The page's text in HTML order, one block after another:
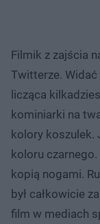
Filmik z zajścia
Twitterze. Widać
licząca
kominiarki na
kolory koszulek.
koloru
kopią nogami.
był całkowicie
film w mediach